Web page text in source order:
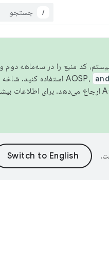
/
کد منبع را در سه‌ماهه دوم و
استفاده کنید. شاخه